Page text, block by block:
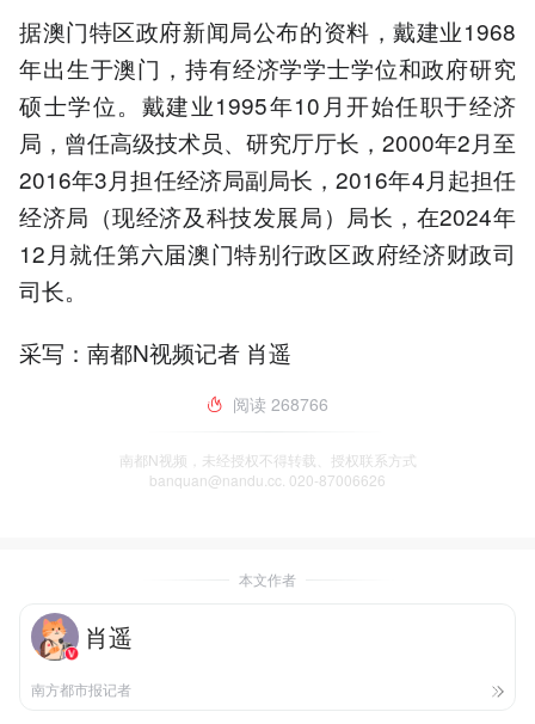
据澳门特区政府新闻局公布的资料，戴建业1968
年出生于澳门，持有经济学学士学位和政府研究
硕士学位。戴建业1995年10月开始任职于经济
局，曾任高级技术员、研究厅厅长，2000年2月至
2016年3月担任经济局副局长，2016年4月起担任
经济局（现经济及科技发展局）局长，在2024年
12月就任第六届澳门特别行政区政府经济财政司
司长。
采写：南都N视频记者 肖遥
阅读 268766
南都N视频，未经授权不得转载、授权联系方式
banquan@nandu.cc. 020-87006626
本文作者
肖遥
南方都市报记者